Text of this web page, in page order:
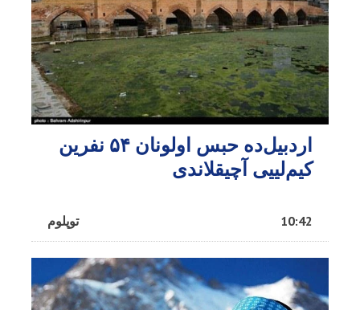
اردبیل‌ده حبس اولونان ۵۴ نفرین
کیم‌لییی آچیقلاندی
توپلوم 10:42